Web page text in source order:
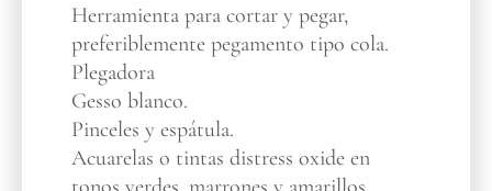
Herramienta para cortar y pegar,
preferiblemente pegamento tipo cola.
Plegadora
Gesso blanco.
Pinceles y espátula.
Acuarelas o tintas distress oxide en